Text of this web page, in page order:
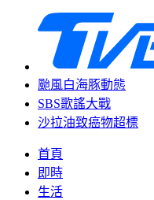
颱風白海豚動態
SBS歌謠大戰
沙拉油致癌物超標
首頁
即時
生活